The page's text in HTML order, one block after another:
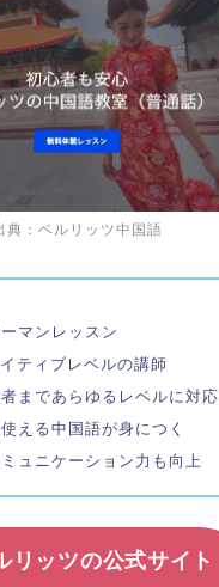
典：ベルリッツ中国語
マンレッスン
ティブレベルの講師
まであらゆるレベルに対応
える中国語が身につく
ュニケーション力も向上
リッツの公式サイト